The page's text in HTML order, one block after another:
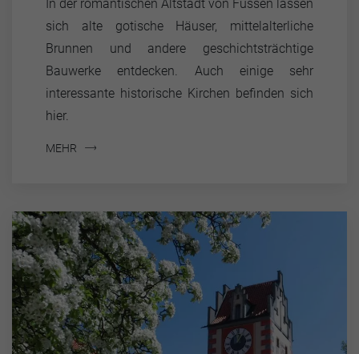
In der romantischen Altstadt von Füssen lassen
sich alte gotische Häuser, mittelalterliche
Brunnen und andere geschichtsträchtige
Bauwerke entdecken. Auch einige sehr
interessante historische Kirchen befinden sich
hier.
MEHR